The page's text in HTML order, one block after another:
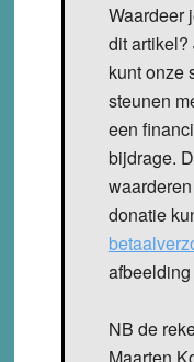
Waardeer
dit artikel?
kunt onze
steunen
een
bijdrage.
donatie
NB de
Maarten